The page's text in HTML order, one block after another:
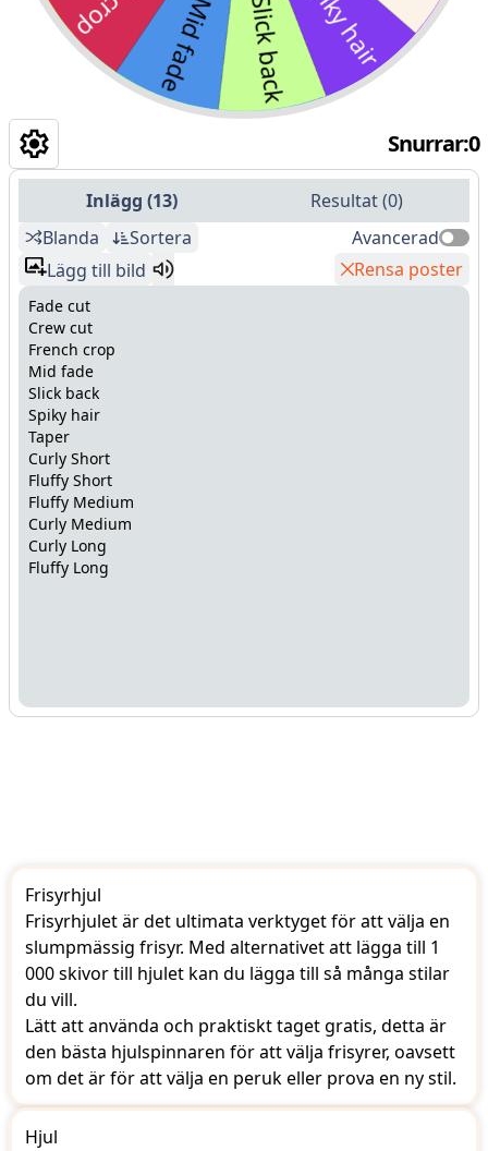
0
:
Snurrar
Inlägg (13) Resultat(0)
Blanda
Sortera
Avancerad
Lägg till bild
Rensa poster
Fade cut
Crew cut
French crop
Mid fade
Slick back
Spiky hair
Taper
Curly Short
Fluffy Short
Fluffy Medium
Curly Medium
Curly Long
Fluffy Long
Frisyrhjul
Frisyrhjulet är det ultimata verktyget för att välja en
slumpmässig frisyr. Med alternativet att lägga till 1
000 skivor till hjulet kan du lägga till så många stilar
du vill.
Lätt att använda och praktiskt taget gratis, detta är
den bästa hjulspinnaren för att välja frisyrer, oavsett
om det är för att välja en peruk eller prova en ny stil.
Hjul